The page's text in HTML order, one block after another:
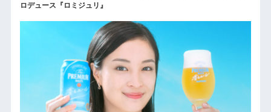
ロデュース『ロミジュリ』